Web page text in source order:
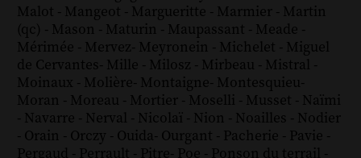
Malot - Mangeot - Margueritte - Marmier - Martin
(qc) - Mason - Maturin - Maupassant - Meade -
Mérimée - Mervez- Meyronein - Michelet - Miguel
de Cervantes- Mille - Milosz - Mirbeau - Mistral -
Moinaux - Molière- Montaigne- Montesquieu-
Moran - Moreau - Mortier - Moselli - Musset - Naïmi
- Navarre - Nerval - Nicolaï - Nion - Noailles - Nodier
- Orain - Orczy - Ouida- Ourgant - Pacherie - Pavie -
Pergaud - Perrault - Pitre- Poe - Ponson du terrail -